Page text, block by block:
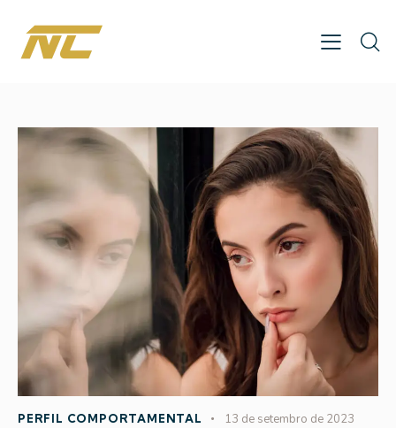
PERFIL COMPORTAMENTAL 13 de setembro de 2023